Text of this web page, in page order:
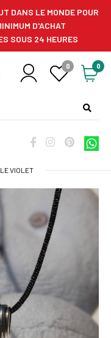
DANS LE MONDE POUR
D'ACHAT
SOUS 24 HEURES
0 0
VIOLET